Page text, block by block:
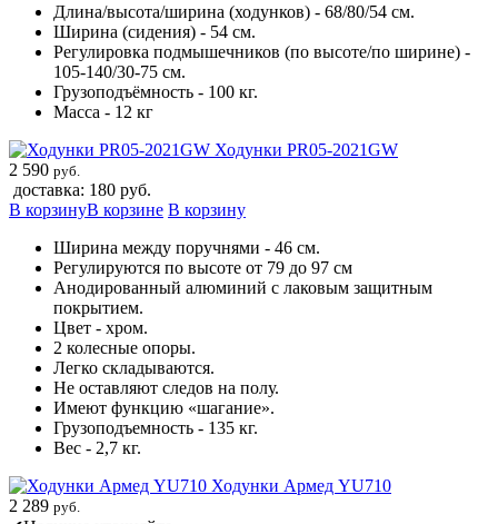
Длина/высота/ширина (ходунков) - 68/80/54 см.
Ширина (сидения) - 54 см.
Регулировка подмышечников (по высоте/по ширине) -
105-140/30-75 см.
Грузоподъёмность - 100 кг.
Масса - 12 кг
Ходунки PR05-2021GW
2 590 руб.
доставка: 180 руб.
В корзинуВ корзине В корзину
Ширина между поручнями - 46 см.
Регулируются по высоте от 79 до 97 см
Анодированный алюминий c лаковым защитным
покрытием.
Цвет - хром.
2 колесные опоры.
Легко складываются.
Не оставляют следов на полу.
Имеют функцию «шагание».
Грузоподъемность - 135 кг.
Вес - 2,7 кг.
Ходунки Армед YU710
2 289 руб.